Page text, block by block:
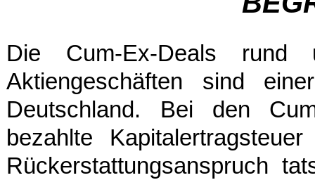
Die Cum-Ex-Deals rund
Aktiengeschäften sind
Deutschland. Bei den
bezahlte
Rückerstattungsanspruch